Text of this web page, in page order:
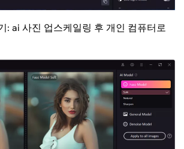
: ai 사진 업스케일링 후 개인 컴퓨터로